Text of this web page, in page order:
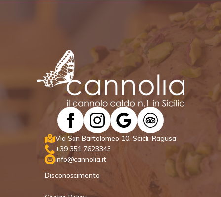
Via San Bartolomeo 10, Scicli, Ragusa
+39 351 7623343
info@cannolia.it
Disconoscimento